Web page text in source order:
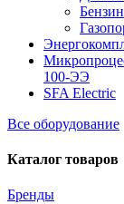
100-ЭЭ
SFA Electric
Все оборудование
Каталог товаров
Бренды